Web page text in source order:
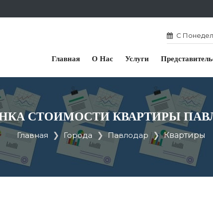
С
Главная О Нас Услуги
СТОИМОСТИ КВАРТИРЫ
Главная Города Павлодар Квартиры